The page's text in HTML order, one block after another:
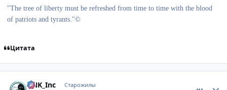
"The tree of liberty must be refreshed from time to time with the blood
of patriots and tyrants."©
Цитата
DNK_Inc Старожилы